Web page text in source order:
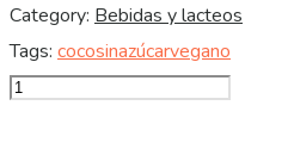
Category: Bebidas y lacteos
Tags: cocosinazúcarvegano
Leche